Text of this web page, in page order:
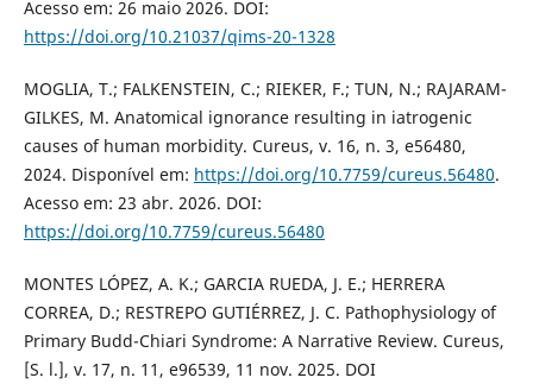
Acesso em: 26 maio 2026. DOI:
https://doi.org/10.21037/qims-20-1328
MOGLIA, T.; FALKENSTEIN, C.; RIEKER, F.; TUN, N.; RAJARAM-
GILKES, M. Anatomical ignorance resulting in iatrogenic
causes of human morbidity. Cureus, v. 16, n. 3, e56480,
2024. Disponível em: https://doi.org/10.7759/cureus.56480.
Acesso em: 23 abr. 2026. DOI:
https://doi.org/10.7759/cureus.56480
MONTES LÓPEZ, A. K.; GARCIA RUEDA, J. E.; HERRERA
CORREA, D.; RESTREPO GUTIÉRREZ, J. C. Pathophysiology of
Primary Budd-Chiari Syndrome: A Narrative Review. Cureus,
[S. l.], v. 17, n. 11, e96539, 11 nov. 2025. DOI